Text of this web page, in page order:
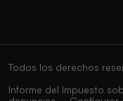
Todos los derechos
Informe del Impuesto